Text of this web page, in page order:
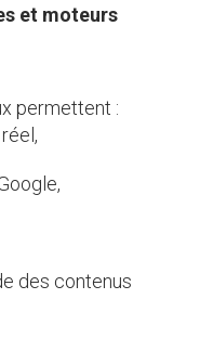
et moteurs
permettent :
des contenus